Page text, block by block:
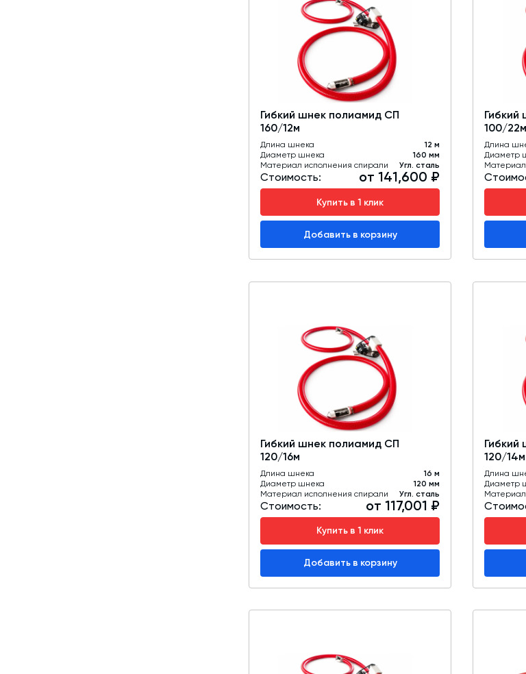
Гибкий шнек полиамид СП
160/12м
Длина шнека
12 м
Диаметр шнека
160 мм
Материал исполнения спирали
Угл. сталь
Стоимость: от 141,600 ₽
Купить в 1 клик
Добавить в корзину
100/22м
Длина
Диаметр
Гибкий шнек полиамид СП
120/16м
Длина шнека
16 м
Диаметр шнека
120 мм
Материал исполнения спирали
Угл. сталь
Стоимость: от 117,001 ₽
Купить в 1 клик
Добавить в корзину
120/14м
Длина
Диаметр